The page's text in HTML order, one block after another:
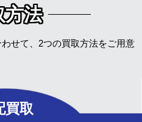
方法
せて、2つの買取方法をご用意
買取